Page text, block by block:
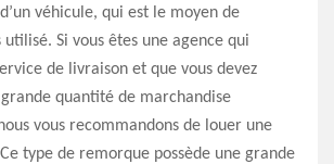
véhicule, qui est le moyen de
Si vous êtes une agence qui
de livraison et que vous devez
quantité de marchandise
vous recommandons de louer une
type de remorque possède une grande